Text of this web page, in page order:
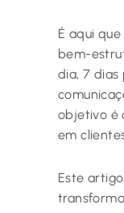
É aqui
bem-
dia, 7 dias
objetivo é
em
Este